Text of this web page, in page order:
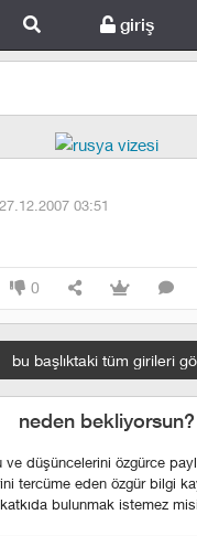
giriş
27.12.2007 03:51
0
bu başlıktaki tüm girileri
neden bekliyorsun?
düşüncelerini özgürce
tercüme eden özgür bilgi
katkıda bulunmak istemez